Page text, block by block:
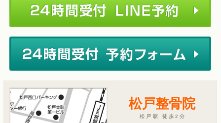
松戸整骨院
松戸駅 徒歩2分